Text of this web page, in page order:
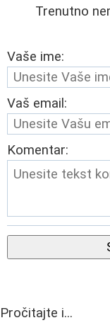
Trenutno
Vaše ime:
Vaš email:
Komentar:
Pročitajte i...